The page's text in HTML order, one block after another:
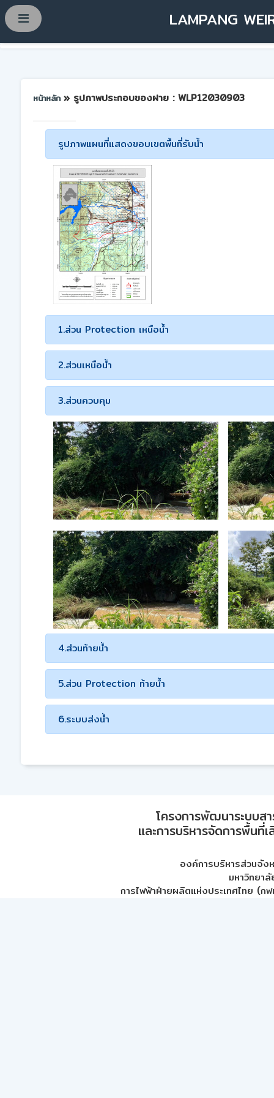
LAMPANG
หน้าหลัก » รูปภาพประกอบของฝาย : WLP12030903
รูปภาพแผนที่แสดงขอบเขตพื้นที่รับน้ำ
1.ส่วน Protection เหนือน้ำ
2.ส่วนเหนือน้ำ
3.ส่วนควบคุม
4.ส่วนท้ายน้ำ
5.ส่วน Protection ท้ายน้ำ
6.ระบบส่งน้ำ
โครงการพัฒนาระบบส
และการบริหารจัดการพื้นที่
องค์การบริหารส่วนจัง
มหาวิทยา
การไฟฟ้าฝ่ายผลิตแห่งประเทศไทย (กฟ